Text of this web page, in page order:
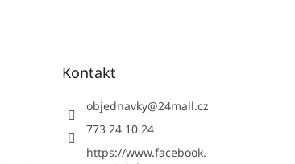
Kontakt
objednavky@24mall.cz
773 24 10 24
https://www.facebook.